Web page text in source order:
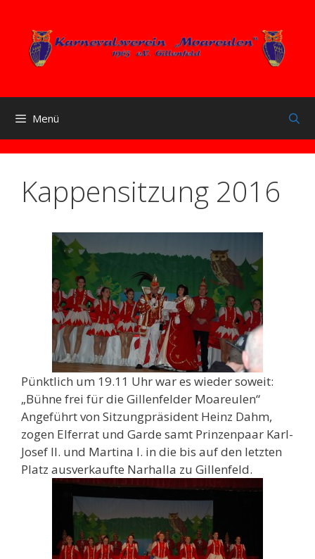
springen
Menü
Kappensitzung 2016
Pünktlich um 19.11 Uhr war es wieder soweit:
„Bühne frei für die Gillenfelder Moareulen“
Angeführt von Sitzungpräsident Heinz Dahm,
zogen Elferrat und Garde samt Prinzenpaar Karl-
Josef II. und Martina I. in die bis auf den letzten
Platz ausverkaufte Narhalla zu Gillenfeld.